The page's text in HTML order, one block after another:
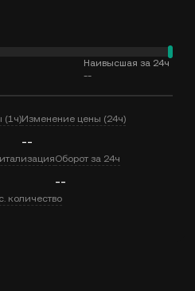
Наивысшая за 24ч
--
(1ч)Изменение цены (24ч)
--
Оборот за 24ч
--
количество